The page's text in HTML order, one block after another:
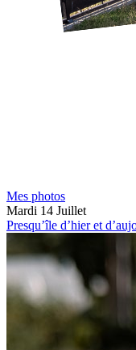
Mes photos
Mardi 14 Juillet
Presqu’île d’hier et